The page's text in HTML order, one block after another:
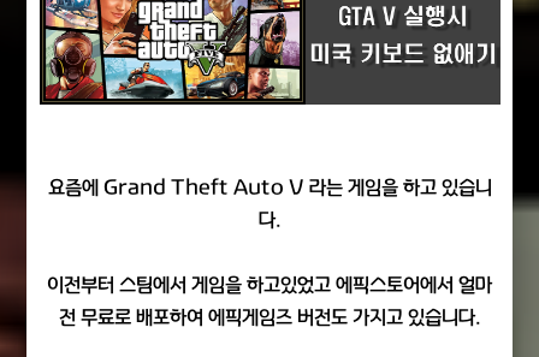
요즘에 Grand Theft Auto V 라는 게임을 하고 있습니
다.
이전부터 스팀에서 게임을 하고있었고 에픽스토어에서 얼마
전 무료로 배포하여 에픽게임즈 버전도 가지고 있습니다.